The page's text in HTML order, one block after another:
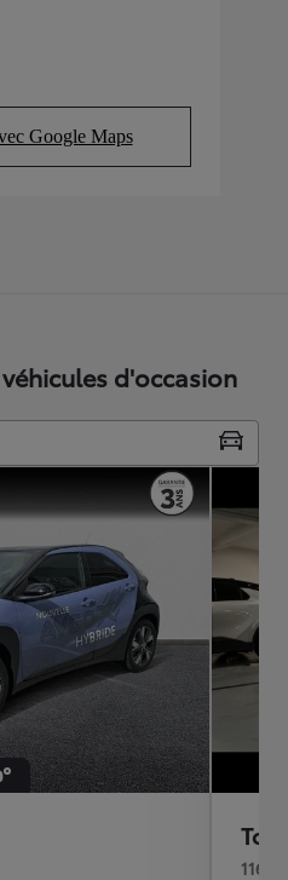
Google Maps
in new tab)
d'occasion
116h